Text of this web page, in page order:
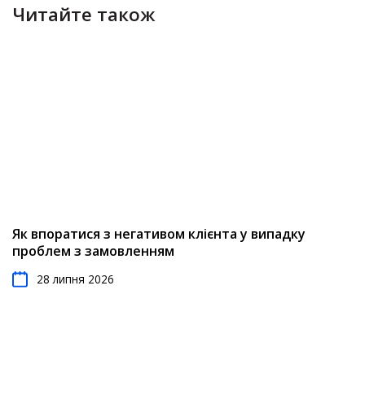
Читайте також
Як впоратися з негативом клієнта у випадку
проблем з замовленням
28 липня 2026